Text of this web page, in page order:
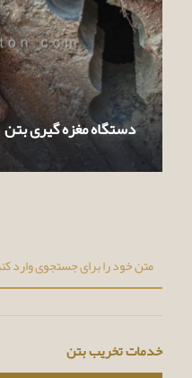
دستگاه مغزه گیری بتن
خدمات تخریب بتن